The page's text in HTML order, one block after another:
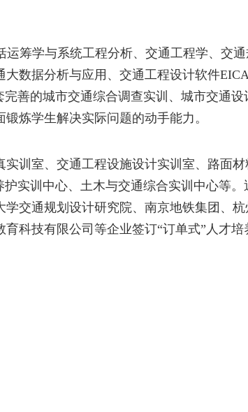
运筹学与系统工程分析、交通工程学、交
大数据分析与应用、 交通工程设计软件
完善的城市交通综合调查实训、 城市交通设
锻炼学生解决实际问题的动手能力。
训室、交通工程设施设计实训室、路面材
实训中心、 土木与交通综合实训中心等。
学交通规划设计研究院、南京地铁集团、
育科技有限公司等企业签订“订单式”人才培